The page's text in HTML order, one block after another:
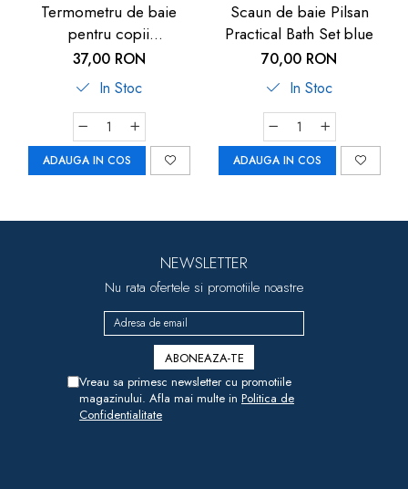
Termometru de baie
pentru copii
MyHappyBath Whale, fara
mercur, fara BPA, 0+
luni, Reer 24063
37,00 RON
In Stoc
ADAUGA IN COS
Scaun de baie Pilsan
Practical Bath Set blue
70,00 RON
In Stoc
ADAUGA IN COS
NEWSLETTER
Nu rata ofertele si promotiile noastre
Vreau sa primesc newsletter cu promotiile
magazinului. Afla mai multe in Politica de
Confidentialitate